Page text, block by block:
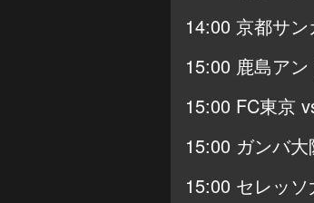
14:00 京都サ
15:00 鹿島ア
15:00 FC東京
15:00 ガンバ
15:00 セレッ